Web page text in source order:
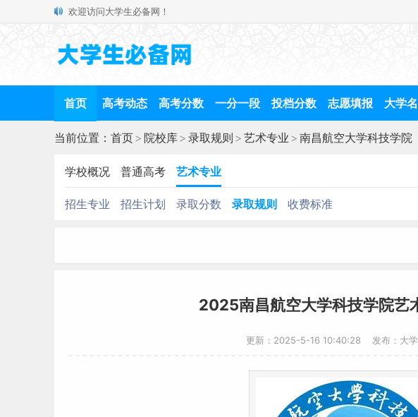
欢迎访问大学生必备网！
首页 高考动态 高考分数 一分一段 投档分数 志愿填报 大学
当前位置： 首页> 院校库> 录取规则 > 艺术专业 > 南昌航空大学科技学院
学校概况 普通高考 艺术专业
招生专业 招生计划 录取分数 录取规则 收费标准
2025南昌航空大学科技学院艺
更新：2025-5-16 10:40:28 发布：大学